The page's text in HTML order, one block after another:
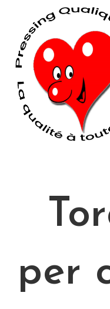
content
per